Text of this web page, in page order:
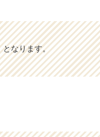
なります。